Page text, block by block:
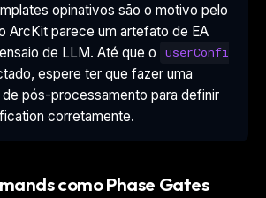
opinativos são o motivo pelo
ArcKit parece um artefato de EA
de LLM. Até que o
userConfi
espere ter que fazer uma
pós-processamento para definir
corretamente.
como Phase Gates